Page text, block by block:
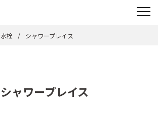
水栓 シャワープレイス
シャワープレイス